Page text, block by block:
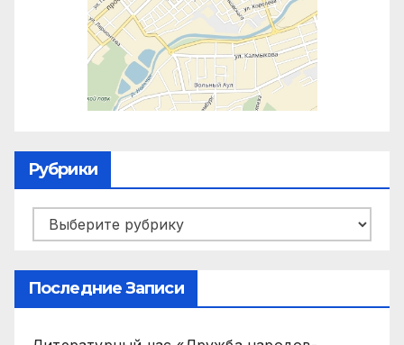
Рубрики
Рубрики
Последние Записи